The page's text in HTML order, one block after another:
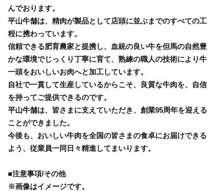
んでおります。
平山牛舗は、精肉が製品として店頭に並ぶまでのすべての工
程に携わっています。
信頼できる肥育農家と提携し、血統の良い牛を但馬の自然豊
かな環境でじっくり丁寧に育て、熟練の職人の技術により牛
一頭をおいしいお肉へと加工しています。
自社で一貫して生産しているからこそ、良質な牛肉を、自信
を持ってご提供できるのです。
平山牛舗は、皆さまに支えていただき、創業95周年を迎える
ことができました。
今後も、おいしい牛肉を全国の皆さまの食卓にお届けできる
よう、従業員一同日々精進してまいります。
■注意事項/その他
※画像はイメージです。